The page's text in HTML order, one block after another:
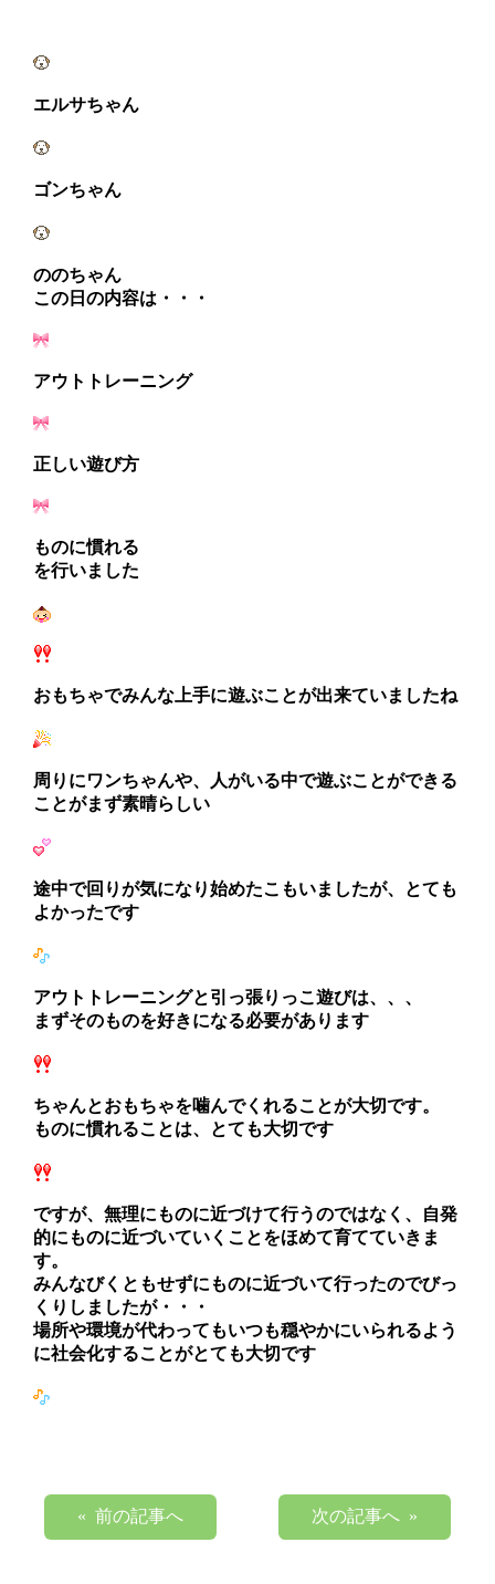
エルサちゃん
ゴンちゃん
ののちゃん
この日の内容は・・・
アウトトレーニング
正しい遊び方
ものに慣れる
を行いました
おもちゃでみんな上手に遊ぶことが出来ていましたね
周りにワンちゃんや、人がいる中で遊ぶことができる
ことがまず素晴らしい
途中で回りが気になり始めたこもいましたが、とても
よかったです
アウトトレーニングと引っ張りっこ遊びは、、、
まずそのものを好きになる必要があります
ちゃんとおもちゃを噛んでくれることが大切です。
ものに慣れることは、とても大切です
ですが、無理にものに近づけて行うのではなく、自発
的にものに近づいていくことをほめて育てていきま
す。
みんなびくともせずにものに近づいて行ったのでびっ
くりしましたが・・・
場所や環境が代わってもいつも穏やかにいられるよう
に社会化することがとても大切です
« 前の記事へ 次の記事へ »